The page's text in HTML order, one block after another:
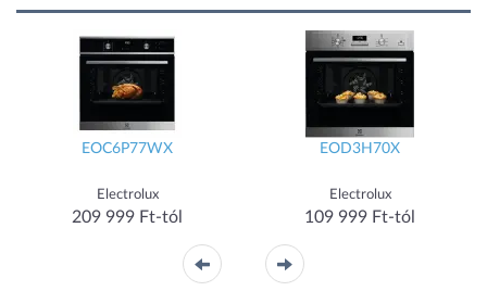
EOC6P77WX
Electrolux
209 999 Ft-tól
EOD3H70X
Electrolux
109 999 Ft-tól